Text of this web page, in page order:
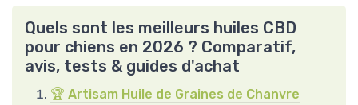
Quels sont les meilleurs huiles CBD
pour chiens en 2026 ? Comparatif,
avis, tests & guides d'achat
🏆 Artisam Huile de Graines de Chanvre